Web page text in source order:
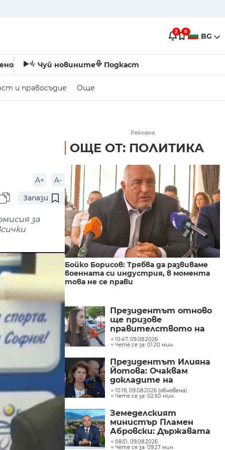
2 0 BG
Чуй новините Подкаст
и правосъдие Още
A+
A-
Запази
за
Реклама
ОЩЕ ОТ: ПОЛИТИКА
Бойко Борисов: Трябва да развиваме
военната си индустрия, в момента
това не се прави
Президентът отново
ще призове
правителството на
Северна Македония да
съдейства за
Михайлова
10:47, 09.08.2026
Чете се за: 01:20 мин.
Президентът Илияна
Йотова: Очаквам
докладите на
службите какъв е
дронът и каква е била
10:18, 09.08.2026 (обновена)
Чете се за: 02:50 мин.
Земеделският
министър Пламен
Абровски: Държавата
трябва да засили
08:51, 09.08.2026
Чете се за: 09:27 мин.